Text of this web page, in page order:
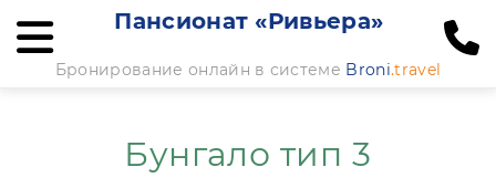
Пансионат «Ривьера»
Бронирование онлайн в системе Broni.travel
Бунгало тип 3